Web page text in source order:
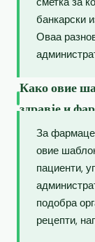
банкарски
Оваа
Како овие
здравје и
За
овие
пациенти,
подобра
рецепти,